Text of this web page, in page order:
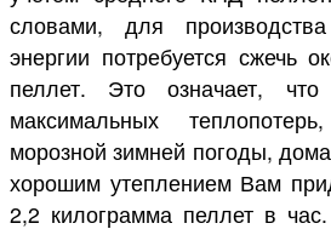
словами, для
энергии потребуется сжечь
пеллет. Это означает,
максимальных
морозной зимней погоды,
хорошим утеплением Вам
2,2 килограмма пеллет в